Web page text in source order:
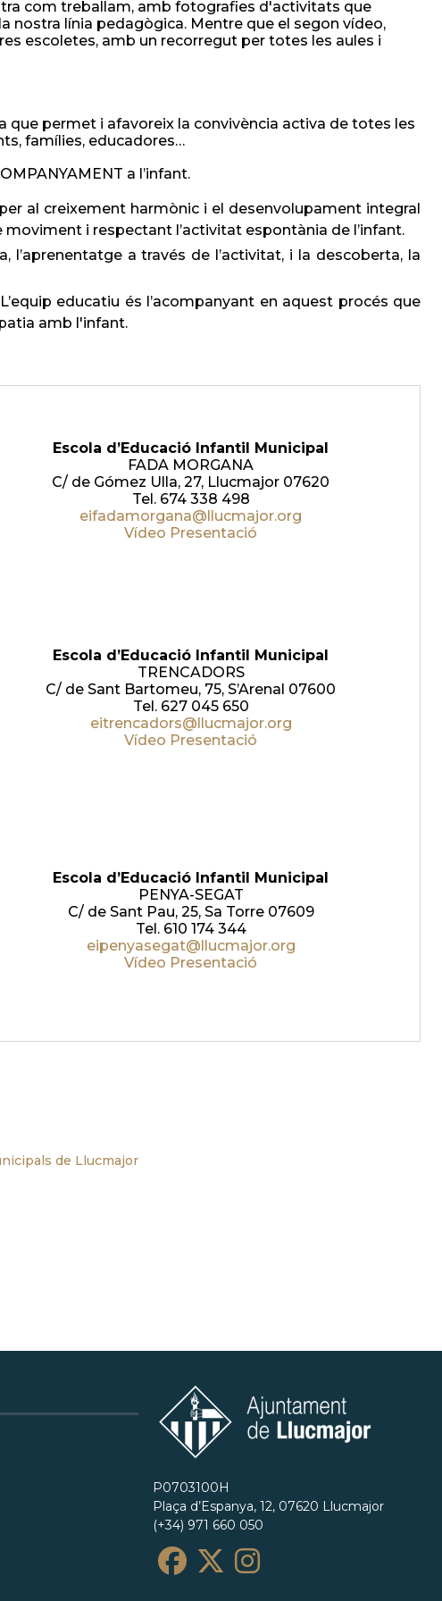
com treballam, amb fotografies d'activitats que
nostra línia pedagògica. Mentre que el segon vídeo,
escoletes, amb un recorregut per totes les aules i
que permet i afavoreix la convivència activa de totes les
famílies, educadores…
a l’infant.
al creixement harmònic i el desenvolupament integral
i respectant l’activitat espontània de l’infant.
l’aprenentatge a través de l’activitat, i la descoberta, la
educatiu és l’acompanyant en aquest procés que
amb l'infant.
Escola d’Educació Infantil Municipal
FADA MORGANA
C/ de Gómez Ulla, 27, Llucmajor 07620
Tel. 674 338 498
eifadamorgana@llucmajor.org
Vídeo Presentació
Escola d’Educació Infantil Municipal
TRENCADORS
C/ de Sant Bartomeu, 75, S’Arenal 07600
Tel. 627 045 650
eitrencadors@llucmajor.org
Vídeo Presentació
Escola d’Educació Infantil Municipal
PENYA-SEGAT
C/ de Sant Pau, 25, Sa Torre 07609
Tel. 610 174 344
eipenyasegat@llucmajor.org
Vídeo Presentació
de Llucmajor
P0703100H
Plaça d’Espanya, 12, 07620 Llucmajor
(+34) 971 660 050